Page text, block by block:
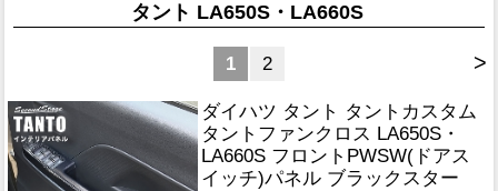
タント LA650S・LA660S
>
1 2
ダイハツ タント タントカスタム
タントファンクロス LA650S・
LA660S フロントPWSW(ドアス
イッチ)パネル ブラックスター